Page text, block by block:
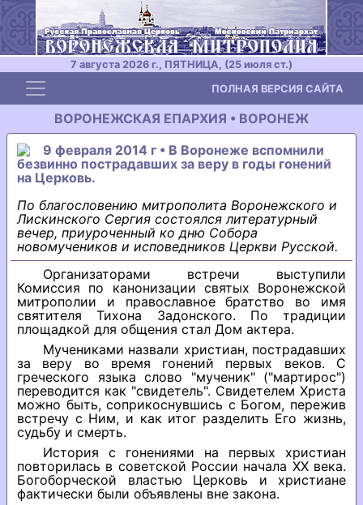
7 августа 2026 г., ПЯТНИЦА, (25 июля ст.)
Toggle navigation ПОЛНАЯ ВЕРСИЯ САЙТА
ВОРОНЕЖСКАЯ ЕПАРХИЯ • ВОРОНЕЖ
9 февраля 2014 г • В Воронеже вспомнили
безвинно пострадавших за веру в годы гонений
на Церковь.
По благословению митрополита Воронежского и
Лискинского Сергия состоялся литературный
вечер, приуроченный ко дню Собора
новомучеников и исповедников Церкви Русской.
Организаторами встречи выступили
Комиссия по канонизации святых Воронежской
митрополии и православное братство во имя
святителя Тихона Задонского. По традиции
площадкой для общения стал Дом актера.
Мучениками назвали христиан, пострадавших
за веру во время гонений первых веков. С
греческого языка слово "мученик" ("мартирос")
переводится как "свидетель". Свидетелем Христа
можно быть, соприкоснувшись с Богом, пережив
встречу с Ним, и как итог разделить Его жизнь,
судьбу и смерть.
История с гонениями на первых христиан
повторилась в советской России начала ХХ века.
Богоборческой властью Церковь и христиане
фактически были объявлены вне закона.